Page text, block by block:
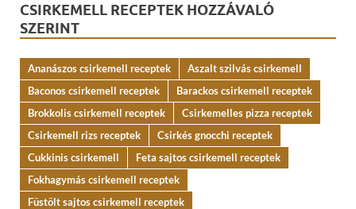
CSIRKEMELL RECEPTEK HOZZÁVALÓ
SZERINT
Ananászos csirkemell receptek
Aszalt szilvás csirkemell
Baconos csirkemell receptek
Barackos csirkemell receptek
Brokkolis csirkemell receptek
Csirkemelles pizza receptek
Csirkemell rizs receptek
Csirkés gnocchi receptek
Cukkinis csirkemell
Feta sajtos csirkemell receptek
Fokhagymás csirkemell receptek
Füstölt sajtos csirkemell receptek